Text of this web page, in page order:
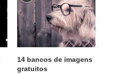
14 bancos de imagens
gratuitos